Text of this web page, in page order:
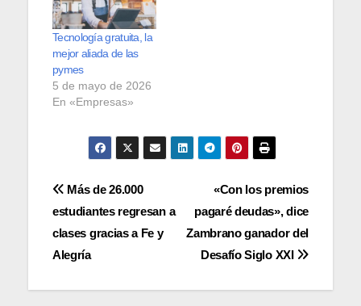
Tecnología gratuita, la
mejor aliada de las
pymes
5 de mayo de 2026
En «Empresas»
Navegación
de
entradas
«Con los premios
pagaré deudas», dice
Zambrano ganador del
Desafío Siglo XXI
Más de 26.000
estudiantes regresan a
clases gracias a Fe y
Alegría